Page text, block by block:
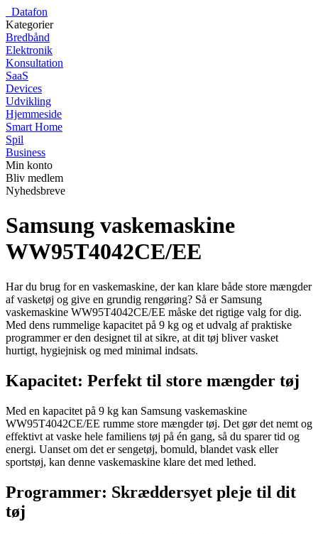
Datafon
Kategorier
Bredbånd
Elektronik
Konsultation
SaaS
Devices
Udvikling
Hjemmeside
Smart Home
Spil
Business
Min konto
Bliv medlem
Nyhedsbreve
Samsung vaskemaskine
WW95T4042CE/EE
Har du brug for en vaskemaskine, der kan klare både store mængder
af vasketøj og give en grundig rengøring? Så er Samsung
vaskemaskine WW95T4042CE/EE måske det rigtige valg for dig.
Med dens rummelige kapacitet på 9 kg og et udvalg af praktiske
programmer er den designet til at sikre, at dit tøj bliver vasket
hurtigt, hygiejnisk og med minimal indsats.
Kapacitet: Perfekt til store mængder tøj
Med en kapacitet på 9 kg kan Samsung vaskemaskine
WW95T4042CE/EE rumme store mængder tøj. Det gør det nemt og
effektivt at vaske hele familiens tøj på én gang, så du sparer tid og
energi. Uanset om det er sengetøj, bomuld, blandet vask eller
sportstøj, kan denne vaskemaskine klare det med lethed.
Programmer: Skræddersyet pleje til dit
tøj